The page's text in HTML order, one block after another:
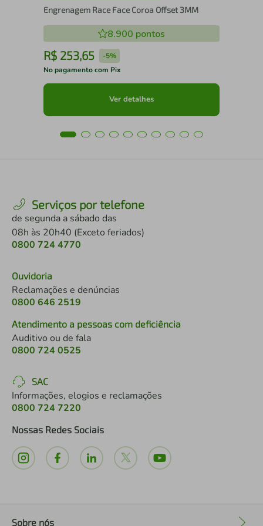
Engrenagem Race Face Coroa Offset 3MM
8.900 pontos
R$ 253,65 -5%
No pagamento com Pix
Ver detalhes
Serviços por telefone
de segunda a sábado das
08h às 20h40 (Exceto feriados)
0800 724 4770
Ouvidoria
Reclamações e denúncias
0800 646 2519
Atendimento a pessoas com deficiência
Auditivo ou de fala
0800 724 0525
SAC
Informações, elogios e reclamações
0800 724 7220
Nossas Redes Sociais
Sobre nós